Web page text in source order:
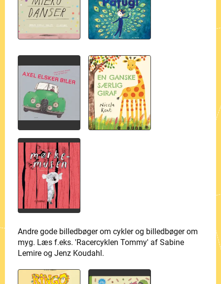
Andre gode billedbøger om cykler og billedbøger om
myg. Læs f.eks. 'Racercyklen Tommy' af Sabine
Lemire og Jenz Koudahl.